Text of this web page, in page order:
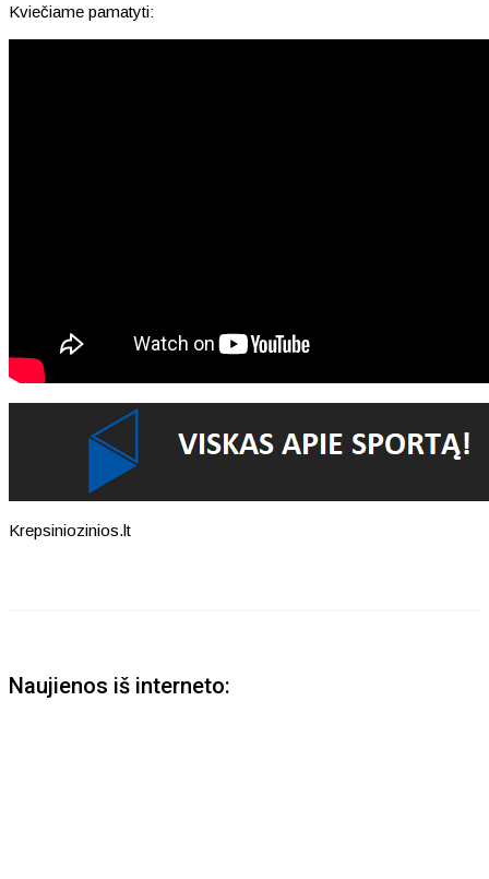
Kviečiame pamatyti:
Krepsiniozinios.lt
Naujienos iš interneto: